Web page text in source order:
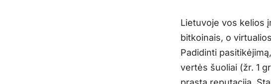
Lietuvoje vos kelios
bitkoinais, o
Padidinti
vertės šuoliai (žr. 1